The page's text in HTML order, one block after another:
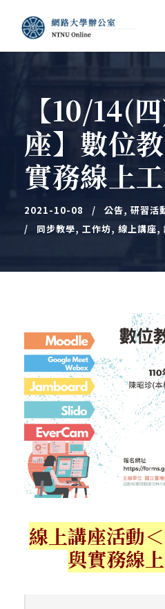
【10/14(
座】數位
實務線上
2021-10-08 公告, 研習活
同步教學, 工作坊, 線上講座,
線上講座活動
與實務線